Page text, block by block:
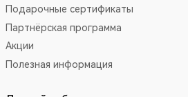
Подарочные сертификаты
Партнёрская программа
Акции
Полезная информация